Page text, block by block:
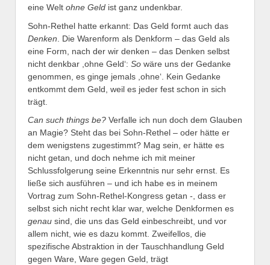
eine Welt ohne Geld ist ganz undenkbar.
Sohn-Rethel hatte erkannt: Das Geld formt auch das
Denken . Die Warenform als Denkform – das Geld als
eine Form, nach der wir denken – das Denken selbst
nicht denkbar ,ohne Geld‘: So wäre uns der Gedanke
genommen, es ginge jemals ,ohne‘. Kein Gedanke
entkommt dem Geld, weil es jeder fest schon in sich
trägt.
Can such things be? Verfalle ich nun doch dem Glauben
an Magie? Steht das bei Sohn-Rethel – oder hätte er
dem wenigstens zugestimmt? Mag sein, er hätte es
nicht getan, und doch nehme ich mit meiner
Schlussfolgerung seine Erkenntnis nur sehr ernst. Es
ließe sich ausführen – und ich habe es in meinem
Vortrag zum Sohn-Rethel-Kongress getan -, dass er
selbst sich nicht recht klar war, welche Denkformen es
genau sind, die uns das Geld einbeschreibt, und vor
allem nicht, wie es dazu kommt. Zweifellos, die
spezifische Abstraktion in der Tauschhandlung Geld
gegen Ware, Ware gegen Geld, trägt